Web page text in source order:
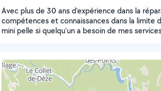
Avec plus de 30 ans d'expérience dans la
compétences et connaissances dans la limite
mini pelle si quelqu'un a besoin de mes